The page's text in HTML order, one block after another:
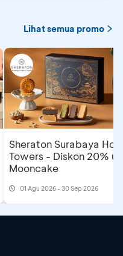
Lihat semua promo
Sheraton Surabaya
Towers - Diskon 20%
Mooncake
01 Agu 2026 - 30 Sep 2026